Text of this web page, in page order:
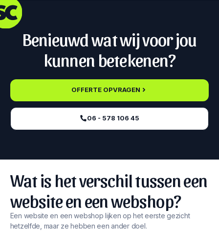
Benieuwd wat wij voor jou
kunnen betekenen?
OFFERTE OPVRAGEN
06 - 578 106 45‬
Wat is het verschil tussen een
website en een webshop?
Een website en een webshop lijken op het eerste gezicht
hetzelfde, maar ze hebben een ander doel.